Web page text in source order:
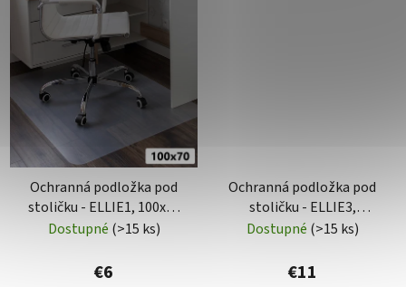
Ochranná podložka pod
stoličku - ELLIE1, 100x70
cm, 0,5 mm
Dostupné (>15 ks)
€6
Ochranná podložka pod
stoličku - ELLIE3,
140x100 cm, 0,5 mm
Dostupné (>15 ks)
€11